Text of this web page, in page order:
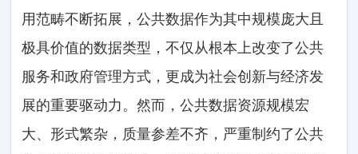
用范畴不断拓展，公共数据作为其中规模庞大且
极具价值的数据类型，不仅从根本上改变了公共
服务和政府管理方式，更成为社会创新与经济发
展的重要驱动力。然而，公共数据资源规模宏
大、形式繁杂，质量参差不齐，严重制约了公共